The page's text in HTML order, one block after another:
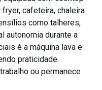
cafeteira, chaleira
como talheres,
autonomia durante a
é a máquina lava e
praticidade
ou permanece